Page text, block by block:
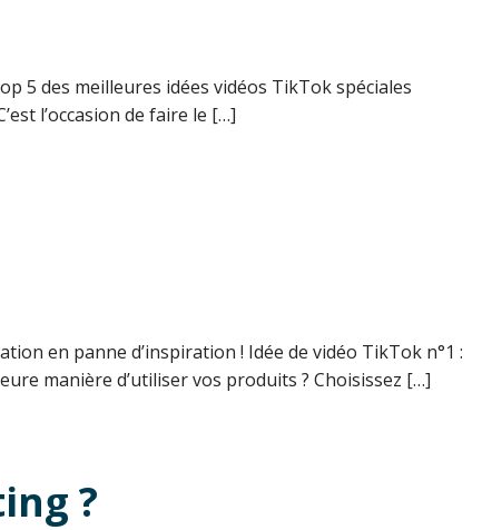
5 des meilleures idées vidéos TikTok spéciales
l’occasion de faire le […]
en panne d’inspiration ! Idée de vidéo TikTok n°1 :
manière d’utiliser vos produits ? Choisissez […]
?